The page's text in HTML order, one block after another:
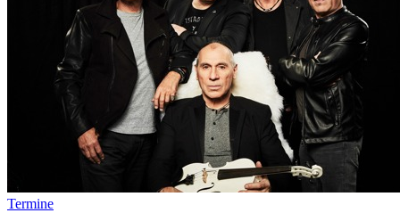
Termine